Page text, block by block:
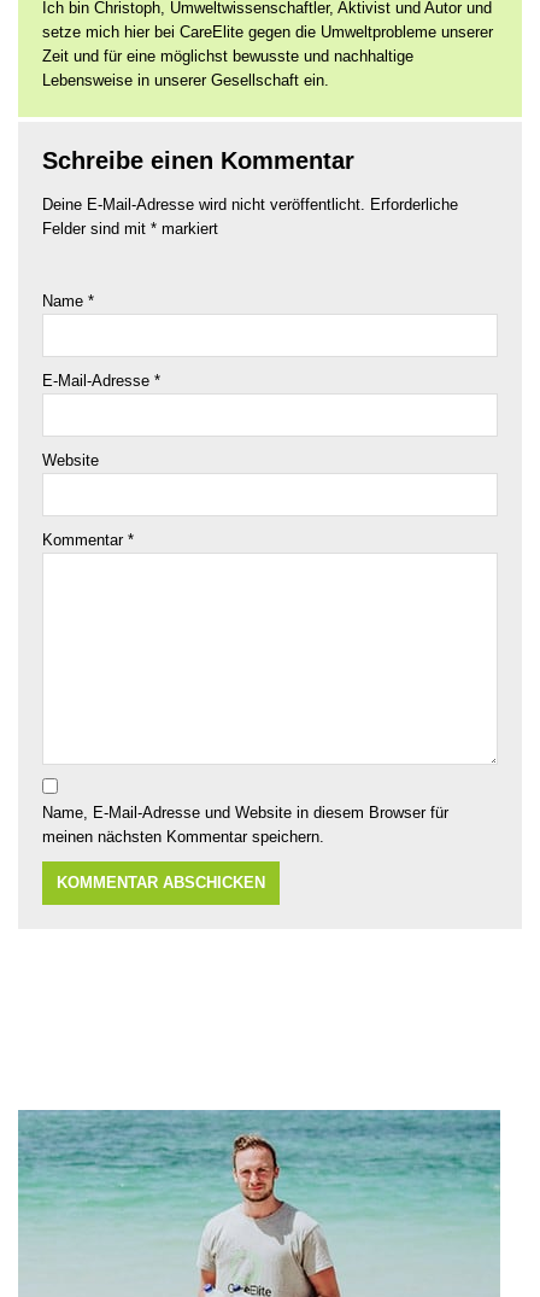
Lebensweise in unserer Gesellschaft ein.
Felder sind mit *markiert
Name *
E-Mail-Adresse*
Website
Kommentar*
meinen nächsten Kommentar speichern.